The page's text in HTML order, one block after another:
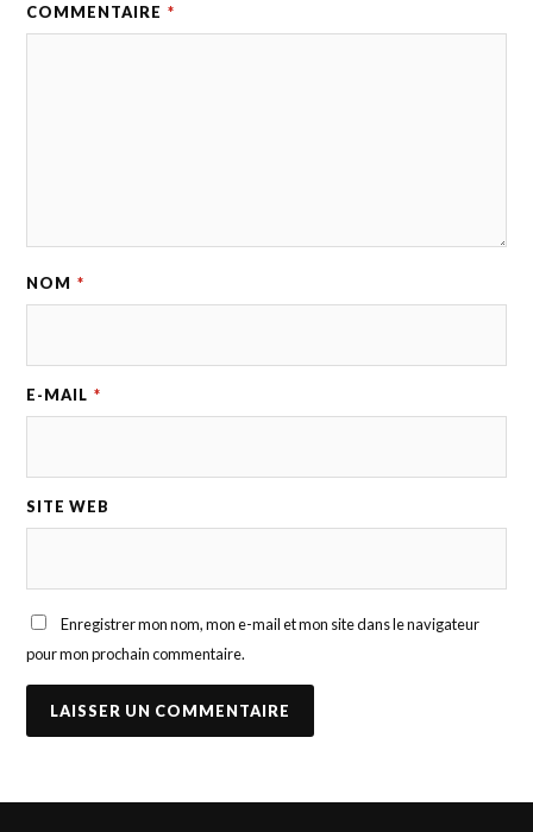
COMMENTAIRE *
NOM *
E-MAIL *
SITE WEB
Enregistrer mon nom, mon e-mail et mon site dans le navigateur
pour mon prochain commentaire.